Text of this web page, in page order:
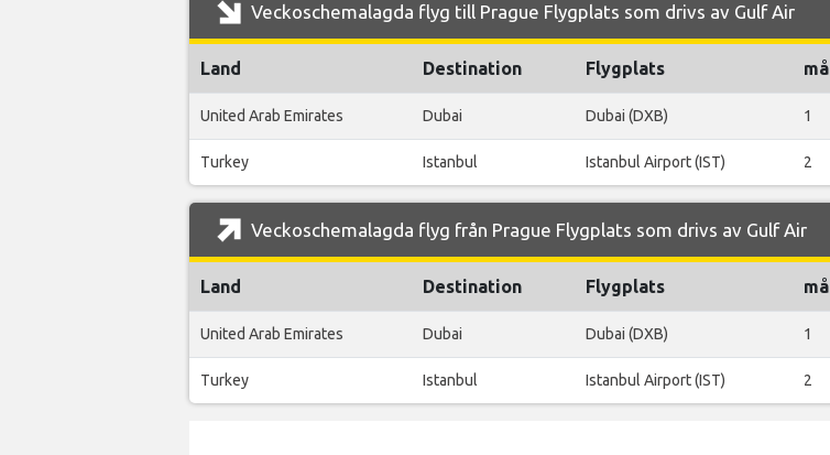
Veckoschemalagda flyg till Prague Flygplats som drivs av Gulf Air
Land Destination Flygplats må
United Arab Emirates Dubai Dubai (DXB) 1
Turkey Istanbul Istanbul Airport (IST) 2
Veckoschemalagda flyg från Prague Flygplats som drivs av Gulf Air
Land Destination Flygplats må
United Arab Emirates Dubai Dubai (DXB) 1
Turkey Istanbul Istanbul Airport (IST) 2